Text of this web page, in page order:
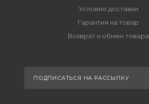
Условия доставки
Гарантия на товар
Возврат и обмен товара
ПОДПИСАТЬСЯ НА РАССЫЛКУ